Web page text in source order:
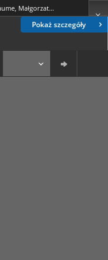
Pokaż szczegóły
Willaume, Małgorzata (1951-)